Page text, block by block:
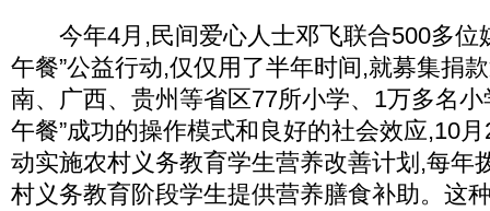
今年4月,民间爱心人士邓飞联合500多位
午餐”公益行动,仅仅用了半年时间,就募集捐
南、广西、贵州等省区77所小学、1万多名小
午餐”成功的操作模式和良好的社会效应,10
动实施农村义务教育学生营养改善计划,每年
村义务教育阶段学生提供营养膳食补助。这